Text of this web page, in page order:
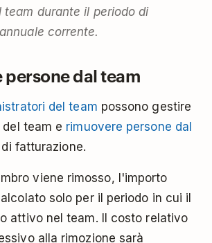
team durante il periodo di
corrente.
persone dal team
del team possono gestire
team e rimuovere persone dal
fatturazione.
viene rimosso, l'importo
solo per il periodo in cui il
attivo nel team. Il costo relativo
alla rimozione sarà